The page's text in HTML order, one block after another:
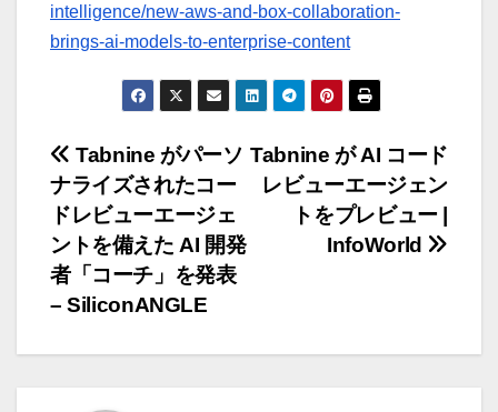
intelligence/new-aws-and-box-collaboration-
brings-ai-models-to-enterprise-content
投
稿
ナ
ビ
ゲ
Tabnine が AI コード
レビューエージェン
トをプレビュー |
InfoWorld
Tabnine がパーソ
ナライズされたコー
ドレビューエージェ
ントを備えた AI 開発
者「コーチ」を発表
– SiliconANGLE